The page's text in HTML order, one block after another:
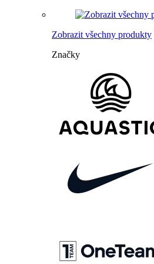
Zobrazit všechny produkty
Značky